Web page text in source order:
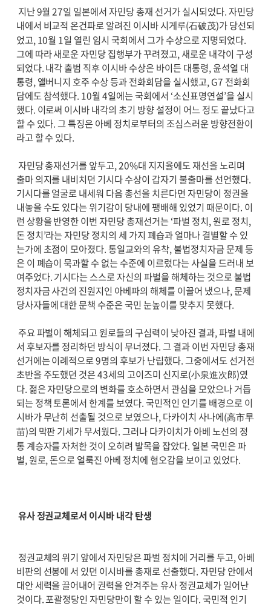
지난 9월 27일 일본에서 자민당 총재 선거가 실시되었다. 자민당
내에서 비교적 온건파로 알려진 이시바 시게루(石破茂)가 당선되
었고, 10월 1일 열린 임시 국회에서 그가 수상으로 지명되었다.
그에 따라 새로운 자민당 집행부가 꾸려졌고, 새로운 내각이 구성
되었다. 내각 출범 직후 이시바 수상은 바이든 대통령, 윤석열 대
통령, 앨버니지 호주 수상 등과 전화회담을 실시했고, G7 전화회
담에도 참석했다. 10월 4일에는 국회에서 ‘소신표명연설’을 실시
했다. 이로써 이시바 내각의 초기 방향 설정이 어느 정도 끝났다고
할 수 있다. 그 특징은 아베 정치로부터의 조심스러운 방향전환이
라고 할 수 있다.
자민당 총재선거를 앞두고, 20%대 지지율에도 재선을 노리며
출마 의지를 내비치던 기시다 수상이 갑자기 불출마를 선언했다.
기시다를 얼굴로 내세워 다음 총선을 치른다면 자민당이 정권을
내놓을 수도 있다는 위기감이 당내에 팽배해 있었기 때문이다. 이
런 상황을 반영한 이번 자민당 총재선거는 ‘파벌 정치, 원로 정치,
돈 정치’라는 자민당 정치의 세 가지 폐습과 얼마나 결별할 수 있
는가에 초점이 모아졌다. 통일교와의 유착, 불법정치자금 문제 등
은 이 폐습이 묵과할 수 없는 수준에 이르렀다는 사실을 드러내 보
여주었다. 기시다는 스스로 자신의 파벌을 해체하는 것으로 불법
정치자금 사건의 진원지인 아베파의 해체를 이끌어 냈으나, 문제
당사자들에 대한 문책 수준은 국민 눈높이를 맞추지 못했다.
주요 파벌이 해체되고 원로들의 구심력이 낮아진 결과, 파벌 내에
서 후보자를 정리하던 방식이 무너졌다. 그 결과 이번 자민당 총재
선거에는 이례적으로 9명의 후보가 난립했다. 그중에서도 선거전
초반을 주도했던 것은 43세의 고이즈미 신지로(小泉進次郎)였
다. 젊은 자민당으로의 변화를 호소하면서 관심을 모았으나 거듭
되는 정책 토론에서 한계를 보였다. 국민적인 인기를 배경으로 이
시바가 무난히 선출될 것으로 보였으나, 다카이치 사나에(高市早
苗)의 막판 기세가 무서웠다. 그러나 다카이치가 아베 노선의 정
통 계승자를 자처한 것이 오히려 발목을 잡았다. 일본 국민은 파
벌, 원로, 돈으로 얼룩진 아베 정치에 혐오감을 보이고 있었다.
유사 정권교체로서 이시바 내각 탄생
정권교체의 위기 앞에서 자민당은 파벌 정치에 거리를 두고, 아베
비판의 선봉에 서 있던 이시바를 총재로 선출했다. 자민당 안에서
대안 세력을 끌어내어 권력을 안겨주는 유사 정권교체가 일어난
것이다. 포괄정당인 자민당만이 할 수 있는 일이다. 국민적 인기